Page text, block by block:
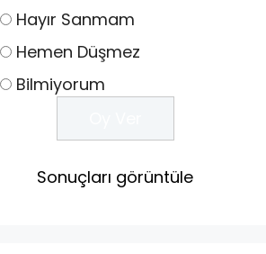
Hayır Sanmam
Hemen Düşmez
Bilmiyorum
Sonuçları görüntüle